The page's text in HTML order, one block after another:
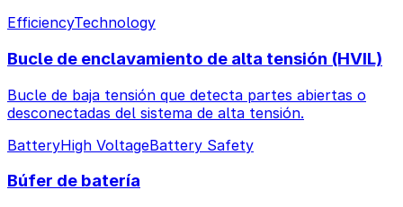
EfficiencyTechnology
Bucle de enclavamiento de alta tensión (HVIL)
Bucle de baja tensión que detecta partes abiertas o
desconectadas del sistema de alta tensión.
BatteryHigh VoltageBattery Safety
Búfer de batería